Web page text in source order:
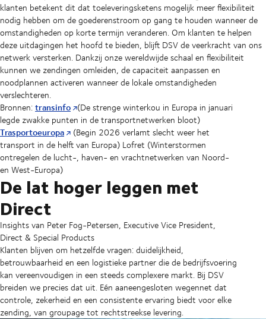
klanten betekent dit dat toeleveringsketens mogelijk meer flexibiliteit
nodig hebben om de goederenstroom op gang te houden wanneer de
omstandigheden op korte termijn veranderen. Om klanten te helpen
deze uitdagingen het hoofd te bieden, blijft DSV de veerkracht van ons
netwerk versterken. Dankzij onze wereldwijde schaal en flexibiliteit
kunnen we zendingen omleiden, de capaciteit aanpassen en
noodplannen activeren wanneer de lokale omstandigheden
verslechteren.
Bronnen:transinfo (De strenge winterkou in Europa in januari
legde zwakke punten in de transportnetwerken bloot)
Trasportoeuropa
(Begin 2026 verlamt slecht weer het
transport in de helft van Europa) Lofret (Winterstormen
ontregelen de lucht-, haven- en vrachtnetwerken van Noord-
en West-Europa)
De lat hoger leggen met
Direct
Insights van Peter Fog-Petersen, Executive Vice President,
Direct & Special Products
Klanten blijven om hetzelfde vragen: duidelijkheid,
betrouwbaarheid en een logistieke partner die de bedrijfsvoering
kan vereenvoudigen in een steeds complexere markt. Bij DSV
breiden we precies dat uit. Eén aaneengesloten wegennet dat
controle, zekerheid en een consistente ervaring biedt voor elke
zending, van groupage tot rechtstreekse levering.